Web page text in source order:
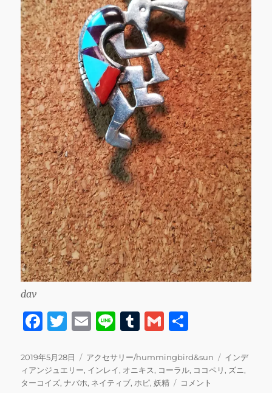
dav
F
c
e
T
it
te
E
ai
l
Li
e
T
m
bl
G
ai
l
投
稿
日:
2019年5月28日
カ
テ
ゴ
アクセサリー/hummingbird&sun
タ
グ
インデ
ィアンジュエリー, インレイ, オニキス, コーラル, ココペリ, ズニ,
ターコイズ,ナバホ, ネイティブ,ホピ,妖精
ST
コメント